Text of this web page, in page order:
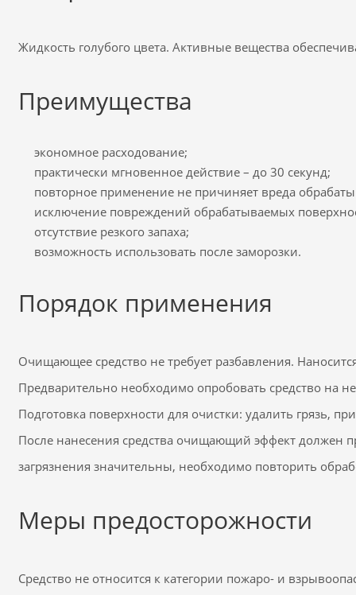
Жидкость голубого цвета. Активные вещества
Преимущества
экономное расходование;
практически мгновенное действие – до 30 секунд;
повторное применение не причиняет вреда
исключение повреждений обрабатываемых
отсутствие резкого запаха;
возможность использовать после заморозки.
Порядок применения
Очищающее средство не требует разбавления.
Предварительно необходимо опробовать средство на
Подготовка поверхности для очистки: удалить грязь,
После нанесения средства очищающий эффект должен
загрязнения значительны, необходимо повторить
Меры предосторожности
Средство не относится к категории пожаро- и